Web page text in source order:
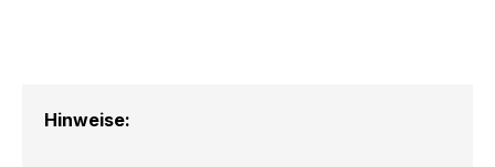
Hinweise: